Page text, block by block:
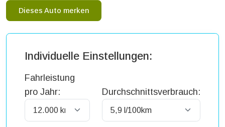
Dieses Auto merken
Individuelle Einstellungen:
Fahrleistung
pro Jahr:
Durchschnittsverbrauch: